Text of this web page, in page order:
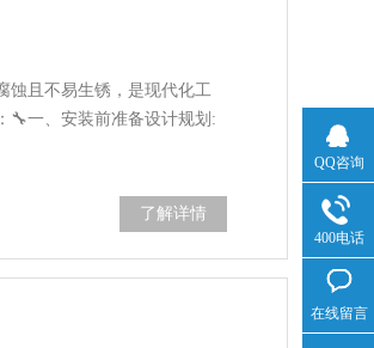
蚀且不易生锈，是现代化工
🔧一、安装前准备设计规划:
了解详情
QQ咨询
400电话
在线留言